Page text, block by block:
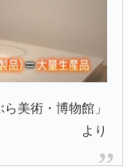
美術・博物館」
より